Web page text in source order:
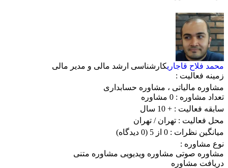
محمد فلاح قاجاریکارشناسی ارشد مالی و مدیر مالی
زمینه فعالیت :
مشاوره مالیاتی ، مشاوره حسابداری
تعداد مشاوره : 0 مشاوره
سابقه فعالیت : + 10 سال
محل فعالیت : تهران/ تهران
میانگین نظرات : 0 از 5
(0 دیدگاه)
نوع مشاوره :
مشاوره صوتی مشاوره ویدیویی مشاوره متنی
دریافت مشاوره